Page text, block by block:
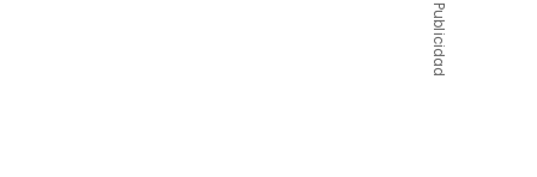
Publicidad